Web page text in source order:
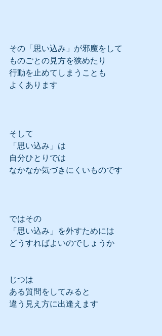
その「思い込み」が邪魔をして
ものごとの見方を狭めたり
行動を止めてしまうことも
よくあります
そして
「思い込み」は
自分ひとりでは
なかなか気づきにくいものです
ではその
「思い込み」を外すためには
どうすればよいのでしょうか
じつは
ある質問をしてみると
違う見え方に出逢えます